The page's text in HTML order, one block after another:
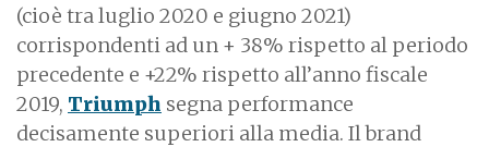
(cioè tra luglio 2020 e giugno 2021)
corrispondenti ad un + 38% rispetto al periodo
precedente e +22% rispetto all’anno fiscale
2019, Triumph segna performance
decisamente superiori alla media. Il brand